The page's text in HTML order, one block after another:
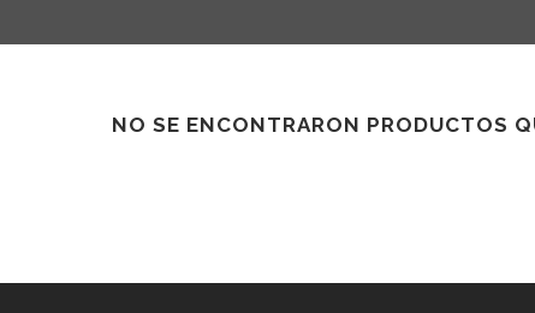
NO SE ENCONTRARON PRODUCTOS